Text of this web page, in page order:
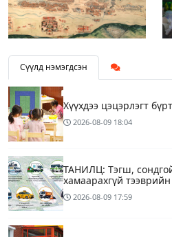
Сүүлд нэмэгдсэн
Хүүхдээ цэцэрлэгт
2026-08-09 18:04
ТАНИЛЦ: Тэгш,
хамаарахгүй тээврийн
2026-08-09 17:59